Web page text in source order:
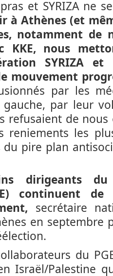
et SYRIZA ne
à Athènes (et
notamment de
KKE, nous
SYRIZA
mouvement
par les
par leur
refusaient de
reniements les
pire plan
dirigeants
continuent de
secrétaire
en
du
Israël/Palestine